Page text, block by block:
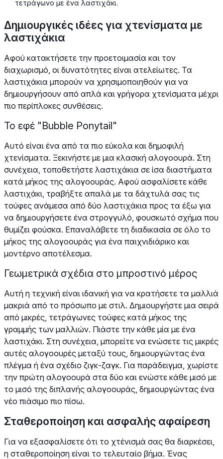
τετράγωνο με ένα λαστιχάκι.
Δημιουργικές ιδέες για χτενίσματα με
λαστιχάκια
Αφού κατακτήσετε την προετοιμασία και τον
διαχωρισμό, οι δυνατότητες είναι ατελείωτες. Τα
λαστιχάκια μπορούν να χρησιμοποιηθούν για να
δημιουργήσουν από απλά και γρήγορα χτενίσματα μέχρι
πιο περίπλοκες συνθέσεις.
Το εφέ "Bubble Ponytail"
Αυτό είναι ένα από τα πιο εύκολα και δημοφιλή
χτενίσματα. Ξεκινήστε με μια κλασική αλογοουρά. Στη
συνέχεια, τοποθετήστε λαστιχάκια σε ίσα διαστήματα
κατά μήκος της αλογοουράς. Αφού ασφαλίσετε κάθε
λαστιχάκι, τραβήξτε απαλά με τα δάχτυλά σας τις
τούφες ανάμεσα από δύο λαστιχάκια προς τα έξω για
να δημιουργήσετε ένα στρογγυλό, φουσκωτό σχήμα που
θυμίζει φούσκα. Επαναλάβετε τη διαδικασία σε όλο το
μήκος της αλογοουράς για ένα παιχνιδιάρικο και
μοντέρνο αποτέλεσμα.
Γεωμετρικά σχέδια στο μπροστινό μέρος
Αυτή η τεχνική είναι ιδανική για να κρατήσετε τα μαλλιά
μακριά από το πρόσωπο με στιλ. Δημιουργήστε μια σειρά
από μικρές, τετράγωνες τούφες κατά μήκος της
γραμμής των μαλλιών. Πιάστε την κάθε μία με ένα
λαστιχάκι. Στη συνέχεια, μπορείτε να ενώσετε τις μικρές
αυτές αλογοουρές μεταξύ τους, δημιουργώντας ένα
πλέγμα ή ένα σχέδιο ζιγκ-ζαγκ. Για παράδειγμα, χωρίστε
την πρώτη αλογοουρά στα δύο και ενώστε κάθε μισό με
το μισό της διπλανής αλογοουράς, δημιουργώντας ένα
νέο πιάσιμο πιο πίσω.
Σταθεροποίηση και ασφαλής αφαίρεση
Για να εξασφαλίσετε ότι το χτένισμά σας θα διαρκέσει,
η σταθεροποίηση είναι το τελευταίο βήμα. Ένας